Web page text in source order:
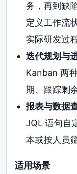
务，再到缺
定义工作流
实际研发过程
迭代规划与
Kanban 两
期、跟踪剩
报表与数据
JQL 语句自
本或按人员
适用场景